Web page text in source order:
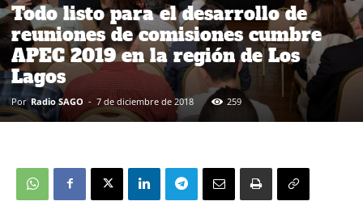
Todo listo para el desarrollo de
reuniones de comisiones cumbre
APEC 2019 en la región de Los
Lagos
Por Radio SAGO - 7 de diciembre de 2018 259